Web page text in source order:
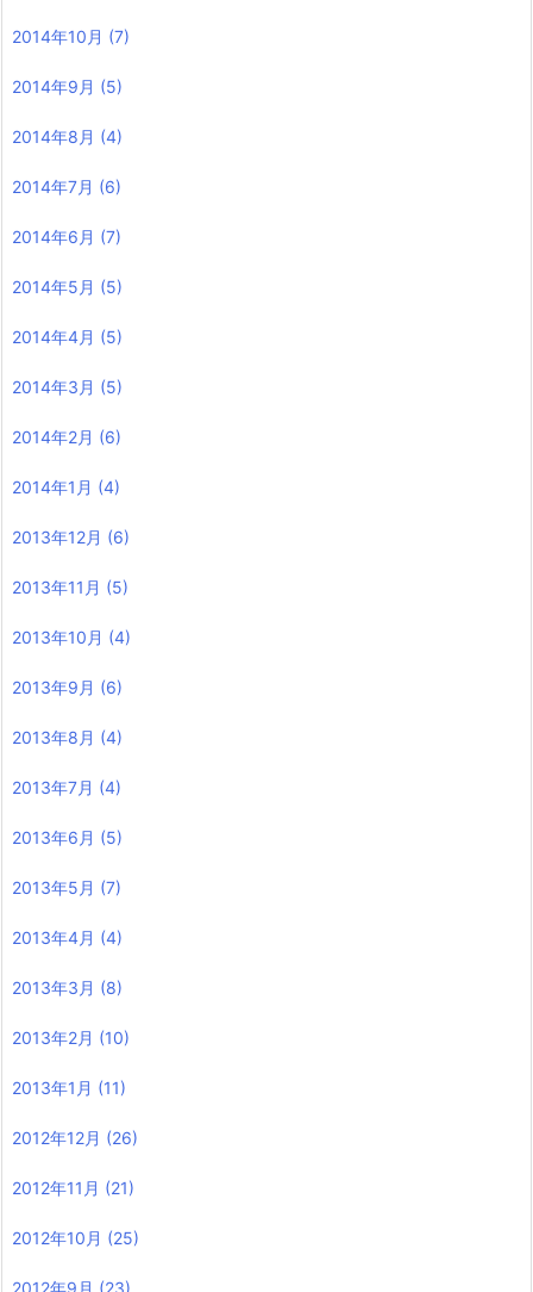
2014年10月 (7)
2014年9月 (5)
2014年8月 (4)
2014年7月 (6)
2014年6月 (7)
2014年5月 (5)
2014年4月 (5)
2014年3月 (5)
2014年2月 (6)
2014年1月 (4)
2013年12月 (6)
2013年11月 (5)
2013年10月 (4)
2013年9月 (6)
2013年8月 (4)
2013年7月 (4)
2013年6月 (5)
2013年5月 (7)
2013年4月 (4)
2013年3月 (8)
2013年2月 (10)
2013年1月 (11)
2012年12月 (26)
2012年11月 (21)
2012年10月 (25)